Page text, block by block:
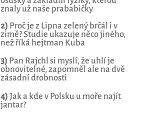
znaly už naše prababičky
2) Proč je z Lipna zelený brčál i v
zimě? Studie ukazuje něco jiného,
než říká hejtman Kuba
3) Pan Rajchl si myslí, že uhlí je
obnovitelné, zapomněl ale na dvě
zásadní drobnosti
4) Jak a kde v Polsku u moře najít
jantar?